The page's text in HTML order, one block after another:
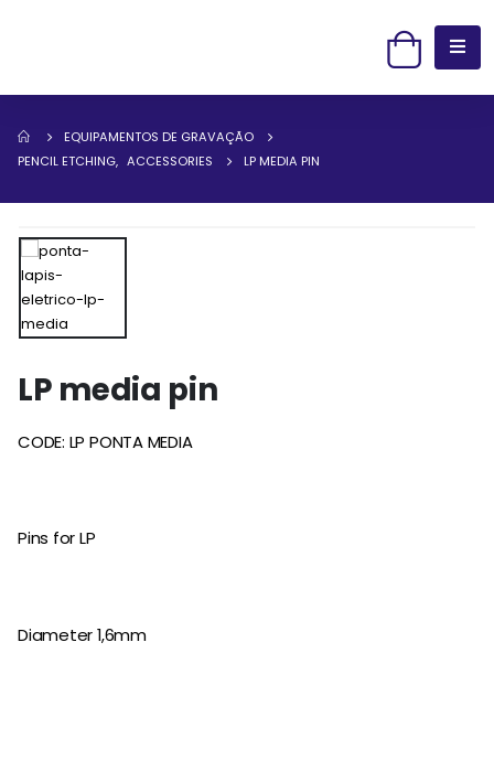
EQUIPAMENTOS DE GRAVAÇÃO
PENCIL ETCHING, ACCESSORIES LP MEDIA PIN
LP media pin
CODE: LP PONTA MEDIA
Pins for LP
Diameter 1,6mm